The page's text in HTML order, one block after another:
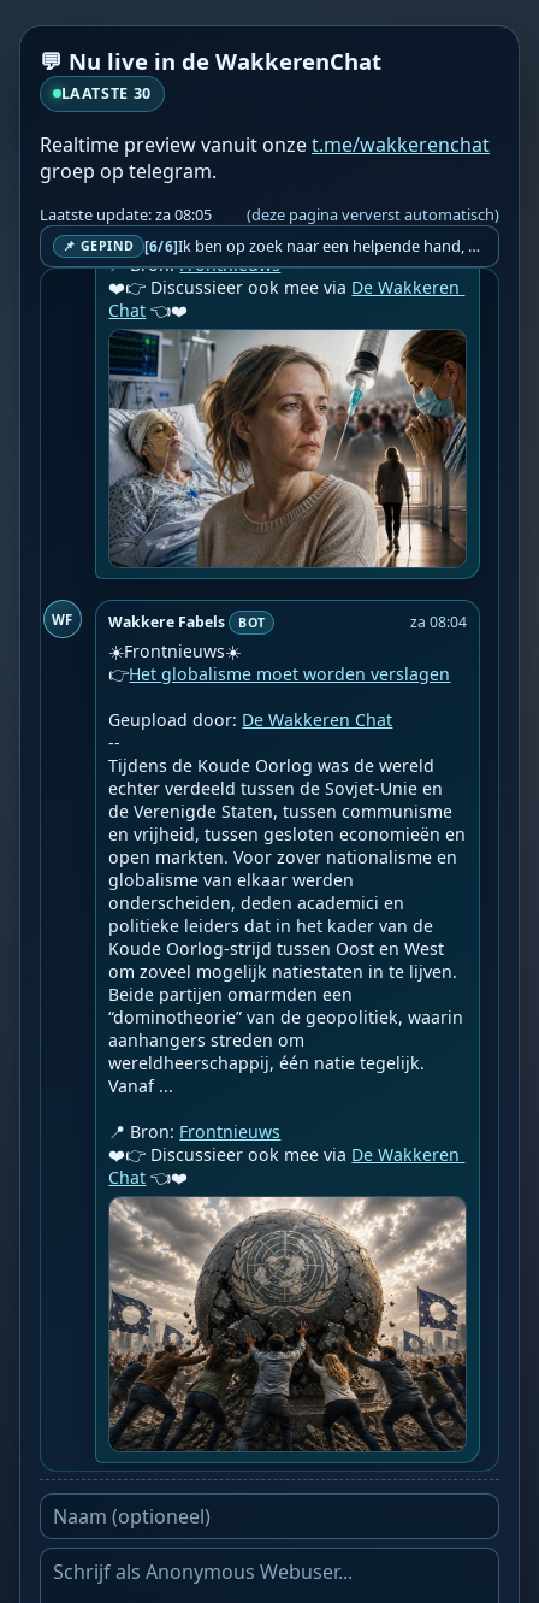
💬 Nu live in de WakkerenChat
LAATSTE 30
Realtime preview vanuit onzet.me/wakkerenchat
groep op telegram.
Laatste update: za 08:05 (deze pagina ververst automatisch)
📌 GEPIND [6/6] Ik ben op zoek naar een helpende hand, een menselijk oog, een admin die helpt met controleren of de chat wel correct word gemodereerd word door NoMoSpam. 98% gaat automatisch goed, toch ik dit nooit helemaal loslaten en moet er altijd een mens mee blijven opletten bij elke beslissing die gemaakt word. Waar bestaan de werkzaamheden uit? Mee kijken in admin log kanaal naar alle drugs/porno/scams die voorbij komen en in het geval van een randgevalletje, ingrijpen en b.v. een verwijderd maar wel toegestaan bericht terug plaatsen met een druk op de knop. tsja zo banaal en simpel is het gesteld.. Word je hier blij van? Nee. Strookt het je ego? Nee. Word je er beter van? Nee. Kost het veel tijd? Totaal niet, consistentie en regelmaat is belangrijker dan 'er even voor kunnen gaan zitten'.. het werk is in een paar seconden gepiept.. je checkt puur of AI de juiste beslissing heeft gemaakt.. …
Christiane Gund was een overtuigd
voorstander van de coronavaccinatie.
Vandaag de dag leeft ze met de gevolgen
hersenvenetrombose, hersenbloeding,
hemiparese, epilepsie, blijvende
“gevaccineerd, geschaad, ontkend” spr...
📍 Bron: Frontnieuws
❤️👉 Discussieer ook mee via De Wakkeren
Chat 👈❤️
WF Wakkere Fabels BOT za 08:04
☀️Frontnieuws☀️
👉Het globalisme moet worden verslagen
Geupload door: De Wakkeren Chat
--
Tijdens de Koude Oorlog was de wereld
echter verdeeld tussen de Sovjet-Unie en
de Verenigde Staten, tussen communisme
en vrijheid, tussen gesloten economieën en
open markten. Voor zover nationalisme en
globalisme van elkaar werden
onderscheiden, deden academici en
politieke leiders dat in het kader van de
Koude Oorlog-strijd tussen Oost en West
om zoveel mogelijk natiestaten in te lijven.
Beide partijen omarmden een
“dominotheorie” van de geopolitiek, waarin
aanhangers streden om
wereldheerschappij, één natie tegelijk.
Vanaf ...
📍 Bron: Frontnieuws
❤️👉 Discussieer ook mee via De Wakkeren
Chat 👈❤️